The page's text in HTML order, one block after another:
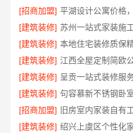
[招商加盟] 平湖设计公寓价格
[建筑装修] 苏州一站式家装施
[建筑装修]
[建筑装修] 江西全屋定制简欧
[建筑装修]
[建筑装修] 句容慕新不锈钢卧
[招商加盟]
[建筑装修]